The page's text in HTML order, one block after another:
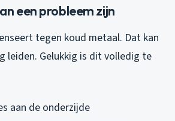
een probleem zijn
tegen koud metaal. Dat kan
leiden. Gelukkig is dit volledig te
aan de onderzijde